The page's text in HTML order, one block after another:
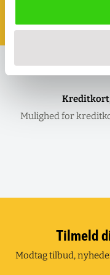
Mulighed for
Tilmeld
Modtag tilbud,